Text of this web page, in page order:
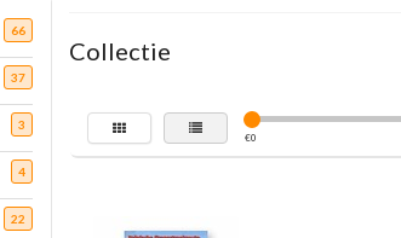
66
37
3
4
22
Collectie
€0